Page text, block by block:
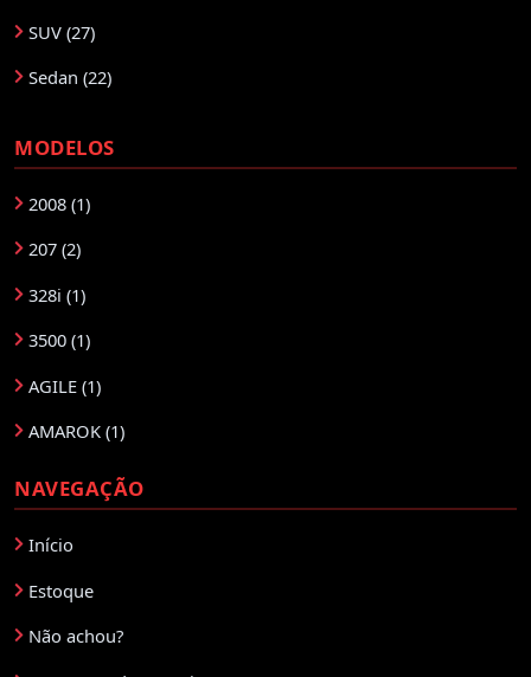
SUV (27)
Sedan (22)
MODELOS
2008 (1)
207 (2)
328i (1)
3500 (1)
AGILE (1)
AMAROK (1)
ARGO (2)
NAVEGAÇÃO
Início
Estoque
Não achou?